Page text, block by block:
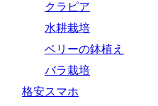
クラピア
水耕栽培
ベリーの鉢植え
バラ栽培
格安スマホ